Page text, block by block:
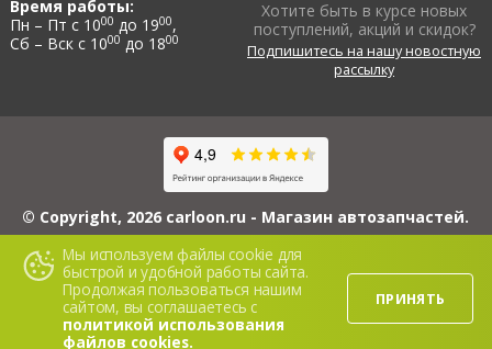
Время работы:
Пн – Пт с 1000 до 1900,
Сб – Вск с 1000 до 1800
Хотите быть в курсе новых
поступлений, акций и скидок?
Подпишитесь на нашу новостную
рассылку
© Copyright, 2026 carloon.ru - Магазин автозапчастей.
ИП Блинов А.Ю., ИНН 503114560608, ОГРНИП 313503108100022, 426069,
Республика Удмуртская, г. Ижевск, ул. 5-я Подлесная, д. 3, кв. 116.
Сайт www.carloon.ru носит исключительно информационный характер и ни
при каких условиях не является публичной офертой. Для получения
подробной информации о стоимости материалов, пожалуйста, обращайтесь
в офис продаж.
Мы используем файлы cookie для
быстрой и удобной работы сайта.
Продолжая пользоваться нашим
сайтом, вы соглашаетесь с
политикой использования
файлов cookies.
ПРИНЯТЬ